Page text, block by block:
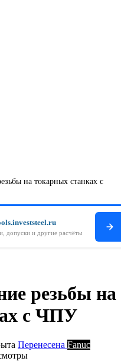
на токарных станках с
допуски и другие расчёты
резьбы на
с ЧПУ
Перенесена Fanuc